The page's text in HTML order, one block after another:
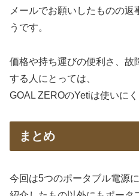
メールでお願いしたものの
うです。
価格や持ち運びの便利さ、故
する人にとっては、
GOAL ZEROのYetiは使いに
まとめ
今回は5つのポータブル電源